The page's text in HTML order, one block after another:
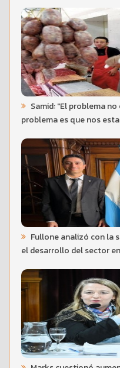
Samid: "El problema
problema es que nos
Fullone analizó con la
el desarrollo del sector